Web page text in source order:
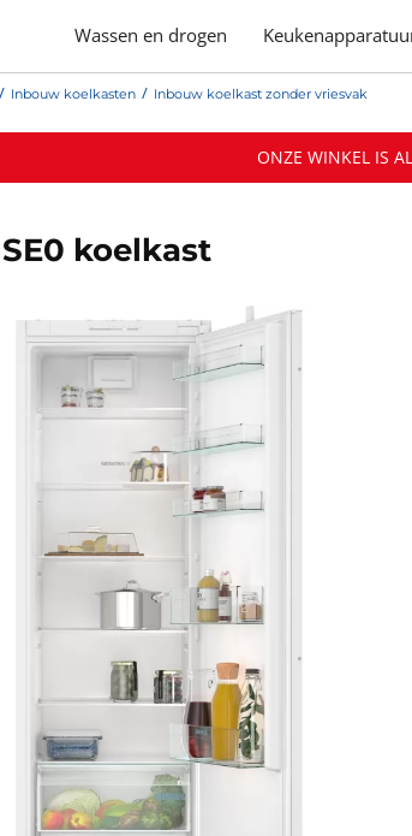
Wassen en drogen
Inbouw koelkasten Inbouw koelkast zonder vriesvak
ONZE WINKEL IS
koelkast